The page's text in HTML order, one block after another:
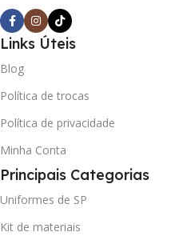
Links Úteis
Blog
Política de trocas
Política de privacidade
Minha Conta
Principais Categorias
Uniformes de SP
Kit de materiais